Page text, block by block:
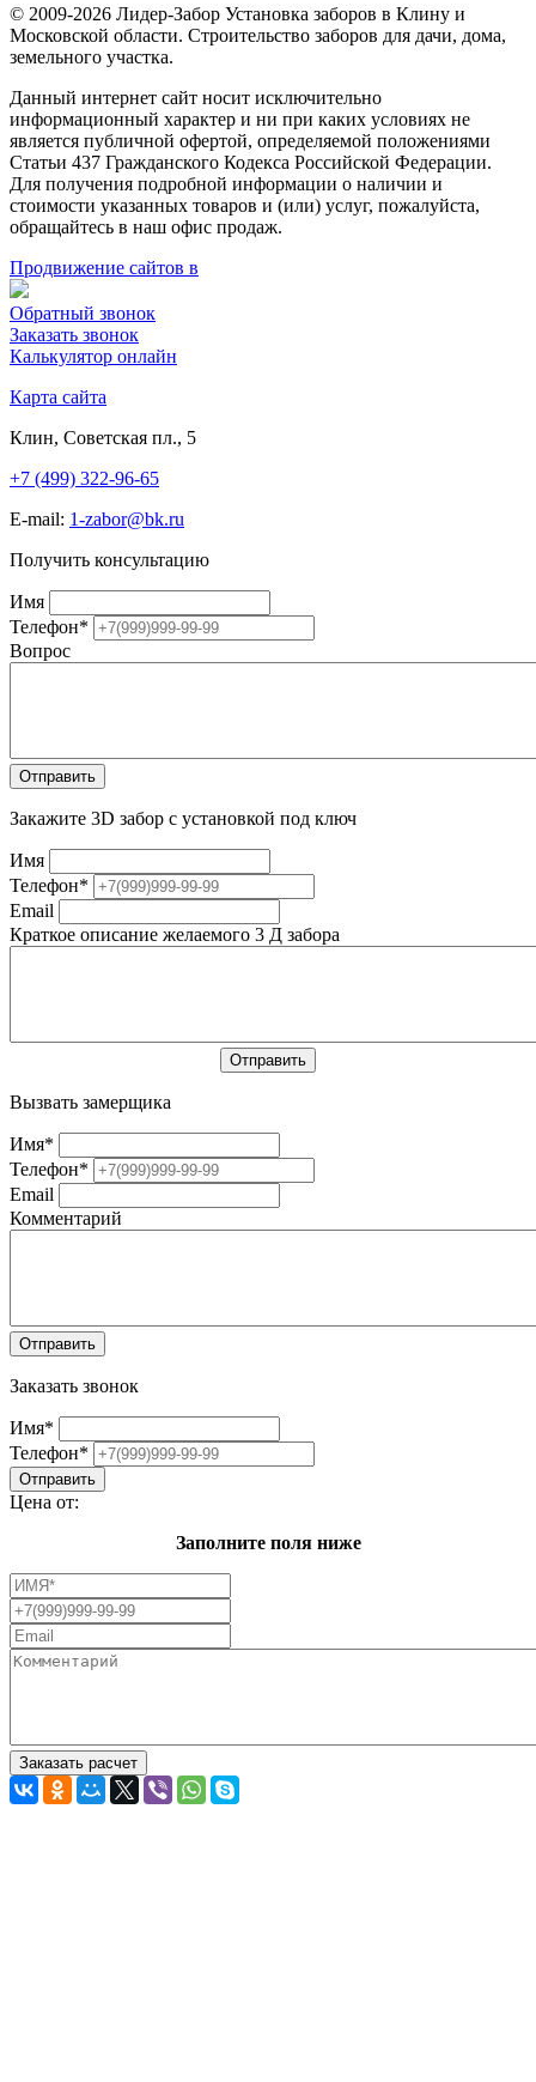
© 2009-2026 Лидер-Забор Установка заборов в Клину и
Московской области. Строительство заборов для дачи, дома,
земельного участка.
Данный интернет сайт носит исключительно
информационный характер и ни при каких условиях не
является публичной офертой, определяемой положениями
Статьи 437 Гражданского Кодекса Российской Федерации.
Для получения подробной информации о наличии и
стоимости указанных товаров и (или) услуг, пожалуйста,
обращайтесь в наш офис продаж.
Продвижение сайтов в
Обратный звонок
Заказать звонок
Калькулятор онлайн
Карта сайта
Клин, Советская пл., 5
+7 (499) 322-96-65
E-mail: 1-zabor@bk.ru
Получить консультацию
Имя
Телефон*
Вопрос
Закажите 3D забор с установкой под ключ
Имя
Телефон*
Email
Краткое описание желаемого 3 Д забора
Вызвать замерщика
Имя*
Телефон*
Email
Комментарий
Заказать звонок
Имя*
Телефон*
Цена от:
Заполните поля ниже